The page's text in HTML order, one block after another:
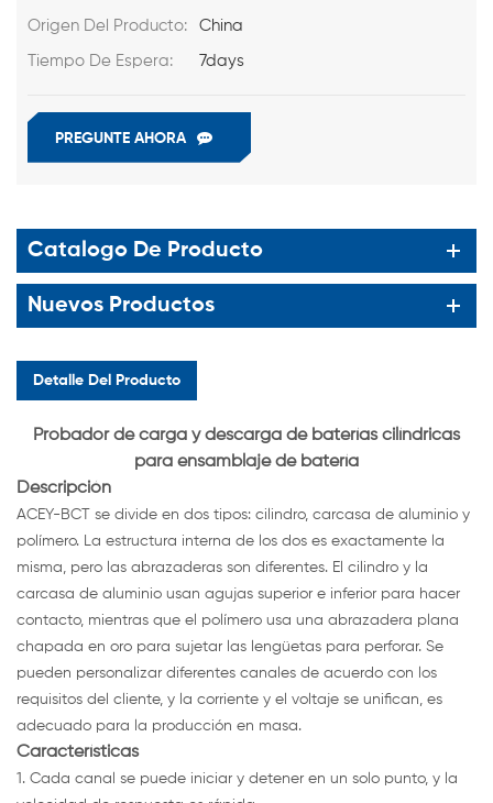
Origen Del Producto: China
Tiempo De Espera: 7days
PREGUNTE AHORA
Catalogo De Producto
Nuevos Productos
Detalle Del Producto
Probador de carga y descarga de baterías cilíndricas
para ensamblaje de batería
Descripción
ACEY-BCT se divide en dos tipos: cilindro, carcasa de aluminio y
polímero. La estructura interna de los dos es exactamente la
misma, pero las abrazaderas son diferentes. El cilindro y la
carcasa de aluminio usan agujas superior e inferior para hacer
contacto, mientras que el polímero usa una abrazadera plana
chapada en oro para sujetar las lengüetas para perforar. Se
pueden personalizar diferentes canales de acuerdo con los
requisitos del cliente, y la corriente y el voltaje se unifican, es
adecuado para la producción en masa.
Características
1. Cada canal se puede iniciar y detener en un solo punto, y la